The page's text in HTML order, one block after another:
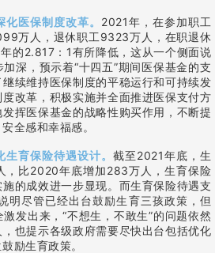
医保制度改革。 2021年，在参加职工
万人，退休职工9323万人，在职退休
的2.817：1有所降低，这从一个侧面说
深，预示着“十四五”期间医保基金的支
续维持医保制度的平稳运行和可持续发
改革，积极实施并全面推进医保支付方
挥医保基金的战略性购买作用，不断提
全感和幸福感。
生育保险待遇设计。截至2021年底，生
，比2020年底增加283万人，生育保险
的成效进一步显现。而生育保险待遇支
明尽管已经出台鼓励生育三孩政策，但
发出来，“不想生，不敢生”的问题依然
也提示各级政府需要尽快出台包括优化
励生育政策。